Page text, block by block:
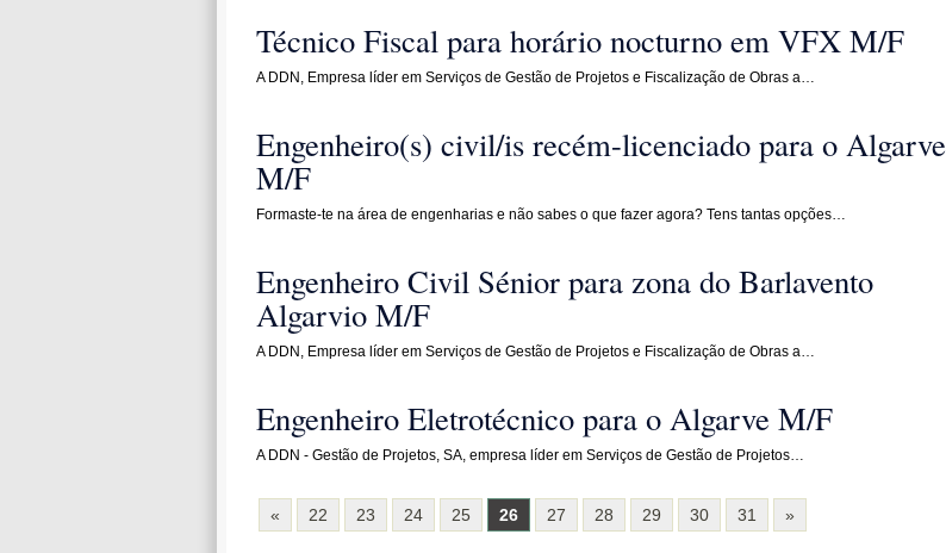
Técnico Fiscal para horário nocturno em VFX M/F
A DDN, Empresa líder em Serviços de Gestão de Projetos e Fiscalização de Obras a…
Engenheiro(s) civil/is recém-licenciado para o Algarve
M/F
Formaste-te na área de engenharias e não sabes o que fazer agora? Tens tantas opções…
Engenheiro Civil Sénior para zona do Barlavento
Algarvio M/F
A DDN, Empresa líder em Serviços de Gestão de Projetos e Fiscalização de Obras a…
Engenheiro Eletrotécnico para o Algarve M/F
A DDN - Gestão de Projetos, SA, empresa líder em Serviços de Gestão de Projetos…
« 22 23 24 25 26 27 28 29 30 31 »